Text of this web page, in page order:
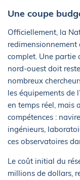
Une coupe
Officiellement, la
redimensionnement
complet. Une partie
nord-ouest doit
nombreux
les équipements de
en temps réel, mais
compétences :
ingénieurs,
ces observatoires
Le coût initial du
millions de dollars,